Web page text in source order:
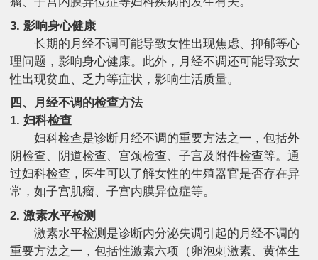
3. 影响身心健康
长期的月经不调可能导致女性出现焦虑、抑郁等心
理问题，影响身心健康。此外，月经不调还可能导致女
性出现贫血、乏力等症状，影响生活质量。
四、月经不调的检查方法
1. 妇科检查
妇科检查是诊断月经不调的重要方法之一，包括外
阴检查、阴道检查、宫颈检查、子宫及附件检查等。通
过妇科检查，医生可以了解女性的生殖器官是否存在异
常，如子宫肌瘤、子宫内膜异位症等。
2. 激素水平检测
激素水平检测是诊断内分泌失调引起的月经不调的
重要方法之一，包括性激素六项（卵泡刺激素、黄体生